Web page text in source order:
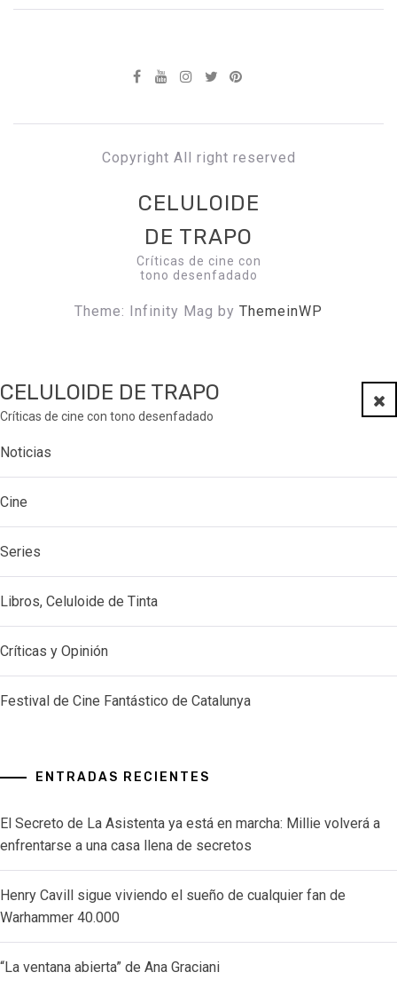
Copyright All right reserved
CELULOIDE
DE TRAPO
Críticas de cine con
tono desenfadado
Theme: Infinity Mag by ThemeinWP
CELULOIDE DE TRAPO
Críticas de cine con tono desenfadado
Noticias
Cine
Series
Libros, Celuloide de Tinta
Críticas y Opinión
Festival de Cine Fantástico de Catalunya
ENTRADAS RECIENTES
El Secreto de La Asistenta ya está en marcha: Millie volverá a
enfrentarse a una casa llena de secretos
Henry Cavill sigue viviendo el sueño de cualquier fan de
Warhammer 40.000
“La ventana abierta” de Ana Graciani